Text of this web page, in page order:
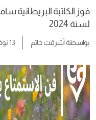
فوز الكاتبة البريطانية
لسنة 2024
بواسطةأشرقت حاتم 13 نوفمبر، 2024